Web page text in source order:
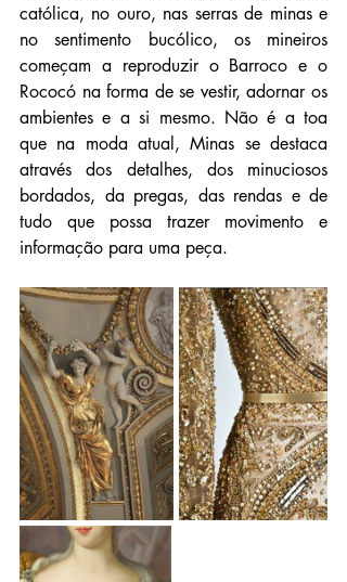
católica, no ouro, nas serras de minas e
no sentimento bucólico, os mineiros
começam a reproduzir o Barroco e o
Rococó na forma de se vestir, adornar os
ambientes e a si mesmo. Não é a toa
que na moda atual, Minas se destaca
através dos detalhes, dos minuciosos
bordados, da pregas, das rendas e de
tudo que possa trazer movimento e
informação para uma peça.